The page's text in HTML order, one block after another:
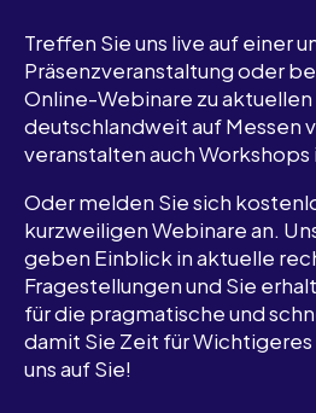
Treffen Sie uns live auf einer
Präsenzveranstaltung oder
Online-Webinare zu aktuellen
deutschlandweit auf Messen
veranstalten auch Workshops
Oder melden Sie sich
kurzweiligen Webinare an.
geben Einblick in aktuelle
Fragestellungen und Sie
für die pragmatische und
damit Sie Zeit für
uns auf Sie!